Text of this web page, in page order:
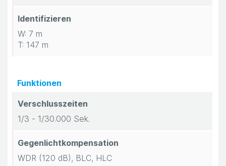
Identifizieren
W: 7 m
T: 147 m
Funktionen
Verschlusszeiten
1/3 - 1/30.000 Sek.
Gegenlichtkompensation
WDR (120 dB), BLC, HLC